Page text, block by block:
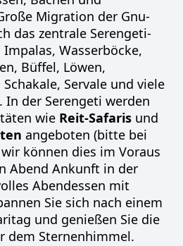
Migration der Gnu-
das zentrale Serengeti-
Wasserböcke,
Büffel, Löwen,
Servale und viele
der Serengeti werden
wie Reit-Safaris und
angeboten (bitte bei
können dies im Voraus
Abend Ankunft in der
Abendessen mit
Sie sich nach einem
und genießen Sie die
dem Sternenhimmel.